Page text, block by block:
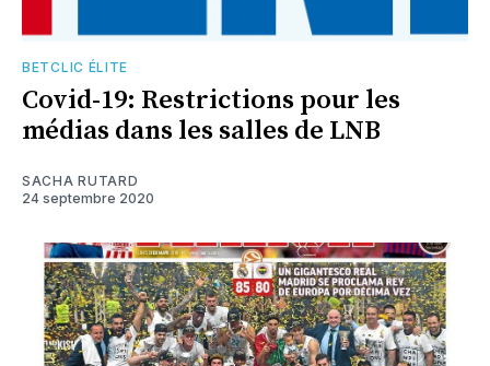
BETCLIC ÉLITE
Covid-19: Restrictions pour les
médias dans les salles de LNB
SACHA RUTARD
24 septembre 2020